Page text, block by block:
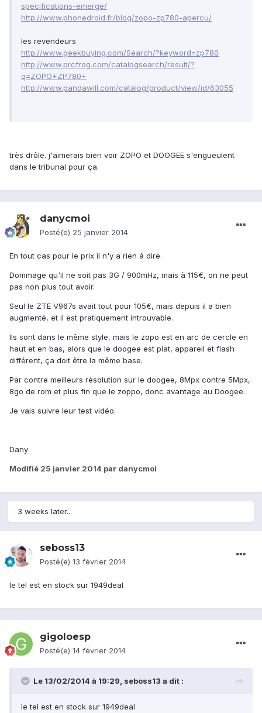
specifications-emerge/
http://www.phonedroid.fr/blog/zopo-zp780-apercu/
les revendeurs
http://www.geekbuying.com/Search/?keyword=zp780
http://www.prcfrog.com/catalogsearch/result/?
q=ZOPO+ZP780+
http://www.pandawill.com/catalog/product/view/id/63055
très drôle. j'aimerais bien voir ZOPO et DOOGEE s'engueulent
dans le tribunal pour ça.
danycmoi
Posté(e) 25 janvier 2014
En tout cas pour le prix il n'y a rien à dire.
Dommage qu'il ne soit pas 3G / 900mHz, mais à 115€, on ne peut
pas non plus tout avoir.
Seul le ZTE V967s avait tout pour 105€, mais depuis il a bien
augmenté, et il est pratiquement introuvable.
Ils sont dans le même style, mais le zopo est en arc de cercle en
haut et en bas, alors que le doogee est plat, appareil et flash
différent, ça doit être la même base.
Par contre meilleurs résolution sur le doogee, 8Mpx contre 5Mpx,
8go de rom et plus fin que le zoppo, donc avantage au Doogee.
Je vais suivre leur test vidéo.
Dany
Modifié 25 janvier 2014 par danycmoi
3 weeks later...
seboss13
Posté(e) 13 février 2014
le tel est en stock sur 1949deal
gigoloesp
Posté(e) 14 février 2014
Le 13/02/2014 à 19:29, seboss13 a dit :
le tel est en stock sur 1949deal